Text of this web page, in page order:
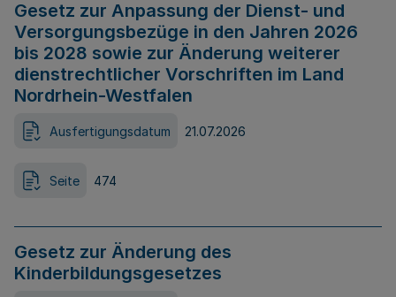
Gesetz zur Anpassung der Dienst- und
Versorgungsbezüge in den Jahren 2026
bis 2028 sowie zur Änderung weiterer
dienstrechtlicher Vorschriften im Land
Nordrhein-Westfalen
Ausfertigungsdatum 21.07.2026
Seite 474
Gesetz zur Änderung des
Kinderbildungsgesetzes